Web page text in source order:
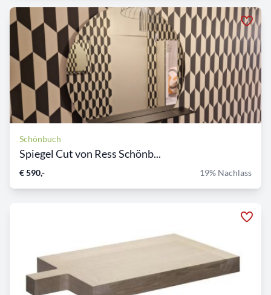
Schönbuch
Spiegel Cut von Ress Schönb...
€ 590,- 19% Nachlass